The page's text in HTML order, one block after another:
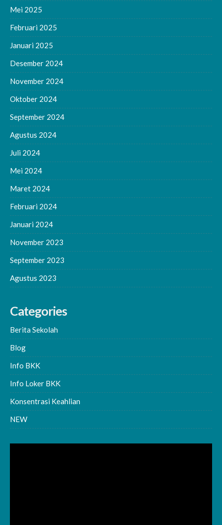
Mei 2025
Februari 2025
Januari 2025
Desember 2024
November 2024
Oktober 2024
September 2024
Agustus 2024
Juli 2024
Mei 2024
Maret 2024
Februari 2024
Januari 2024
November 2023
September 2023
Agustus 2023
Categories
Berita Sekolah
Blog
Info BKK
Info Loker BKK
Konsentrasi Keahlian
NEW